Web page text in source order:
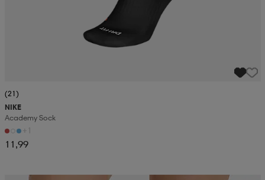
(21)
NIKE
Academy Sock
+1
11,99